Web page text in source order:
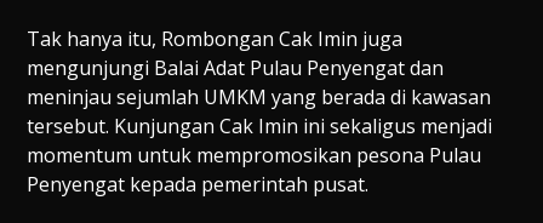
Tak hanya itu, Rombongan Cak Imin juga
mengunjungi Balai Adat Pulau Penyengat dan
meninjau sejumlah UMKM yang berada di kawasan
tersebut. Kunjungan Cak Imin ini sekaligus menjadi
momentum untuk mempromosikan pesona Pulau
Penyengat kepada pemerintah pusat.